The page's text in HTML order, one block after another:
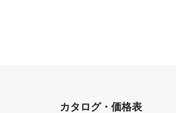
カタログ・価格表